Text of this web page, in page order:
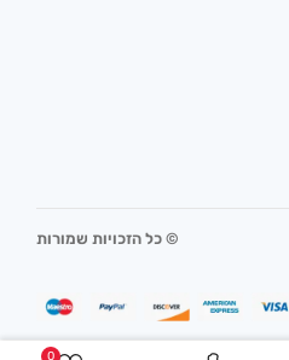
0
© כל הזכויות שמורות